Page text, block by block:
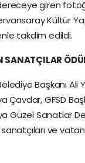
giren
Kültür
takdim edildi.
SANATÇILAR
Başkanı Ali
Çavdar, GFSD
Güzel Sanatlar
ve